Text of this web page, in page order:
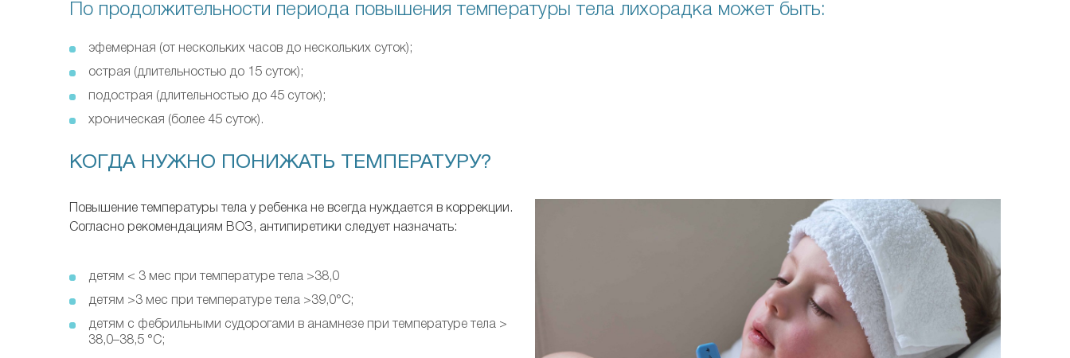
По продолжительности периода повышения температуры тела лихорадка может быть:
эфемерная (от нескольких часов до нескольких суток);
острая (длительностью до 15 суток);
подострая (длительностью до 45 суток);
хроническая (более 45 суток).
КОГДА НУЖНО ПОНИЖАТЬ ТЕМПЕРАТУРУ?
Повышение температуры тела у ребенка не всегда нуждается в коррекции.
Согласно рекомендациям ВОЗ, антипиретики следует назначать:
детям < 3 мес при температуре тела >38,0
детям >3 мес при температуре тела >39,0°С;
детям с фебрильными судорогами в анамнезе при температуре тела >
38,0–38,5 °С;